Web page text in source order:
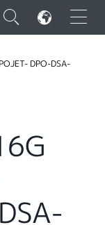
×
DPO-DSA-